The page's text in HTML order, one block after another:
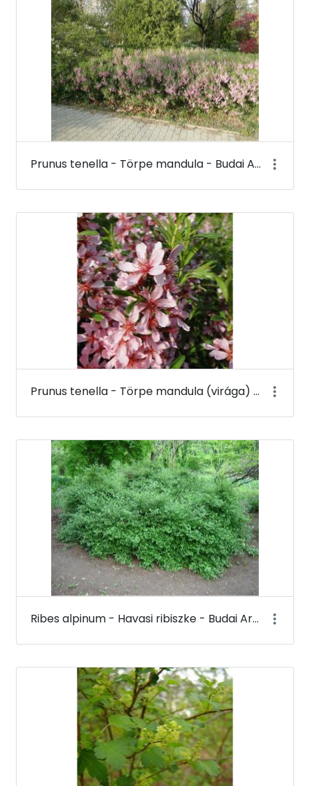
Prunus tenella - Törpe mandula - Budai Arborétum
Prunus tenella - Törpe mandula (virága) - Budai Arborétum
Ribes alpinum - Havasi ribiszke - Budai Arborétum